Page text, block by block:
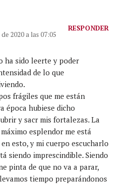
2020 a las 07:05
RESPONDER
ha sido leerte y poder
de lo que
frágiles que me están
época hubiese dicho
y sacr mis fortalezas. La
esplendor me está
esto, y mi cuerpo escucharlo
siendo imprescindible. Siendo
pinta de que no va a parar,
tiempo preparándonos